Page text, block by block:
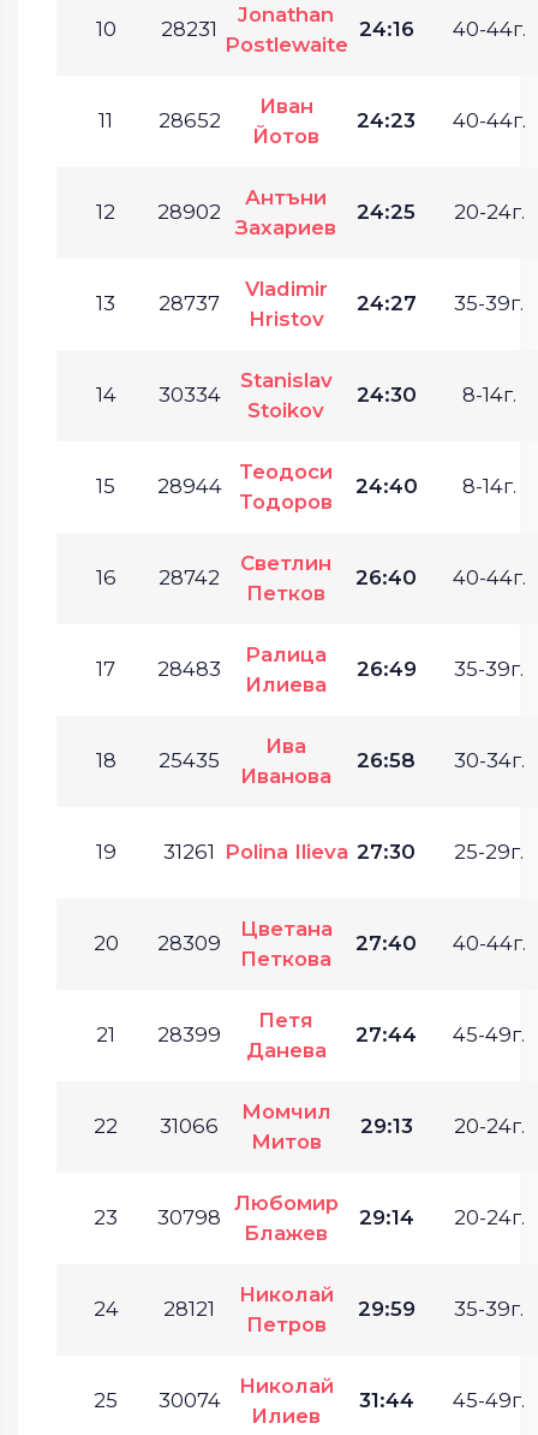
10 28231
Jonathan
Postlewaite
24:16 40-44г.
11 28652
Иван
Йотов
24:23 40-44г.
12 28902
Антъни
Захариев
24:25 20-24г.
13 28737
Vladimir
Hristov
24:27 35-39г.
14 30334
Stanislav
Stoikov
24:30 8-14г.
15 28944
Теодоси
Тодоров
24:40 8-14г.
16 28742
Светлин
Петков
26:40 40-44г.
17 28483
Ралица
Илиева
26:49 35-39г.
18 25435
Ива
Иванова
26:58 30-34г.
19 31261 Polina Ilieva 27:30 25-29г.
20 28309
Цветана
Петкова
27:40 40-44г.
21 28399
Петя
Данева
27:44 45-49г.
22 31066
Момчил
Митов
29:13 20-24г.
23 30798
Любомир
Блажев
29:14 20-24г.
24 28121
Николай
Петров
29:59 35-39г.
25 30074
Николай
Илиев
31:44 45-49г.